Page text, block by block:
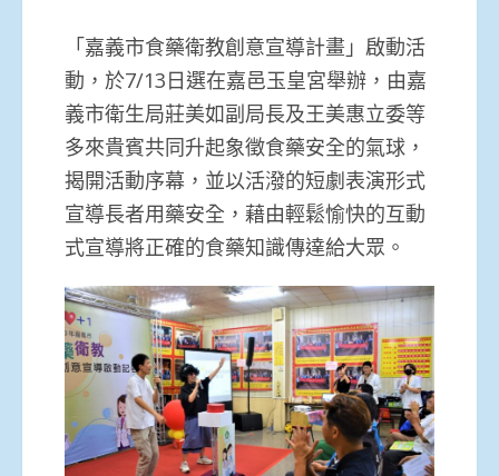
「嘉義市食藥衛教創意宣導計畫」啟動活
動，於7/13日選在嘉邑玉皇宮舉辦，由嘉
義市衛生局莊美如副局長及王美惠立委等
多來貴賓共同升起象徵食藥安全的氣球，
揭開活動序幕，並以活潑的短劇表演形式
宣導長者用藥安全，藉由輕鬆愉快的互動
式宣導將正確的食藥知識傳達給大眾。